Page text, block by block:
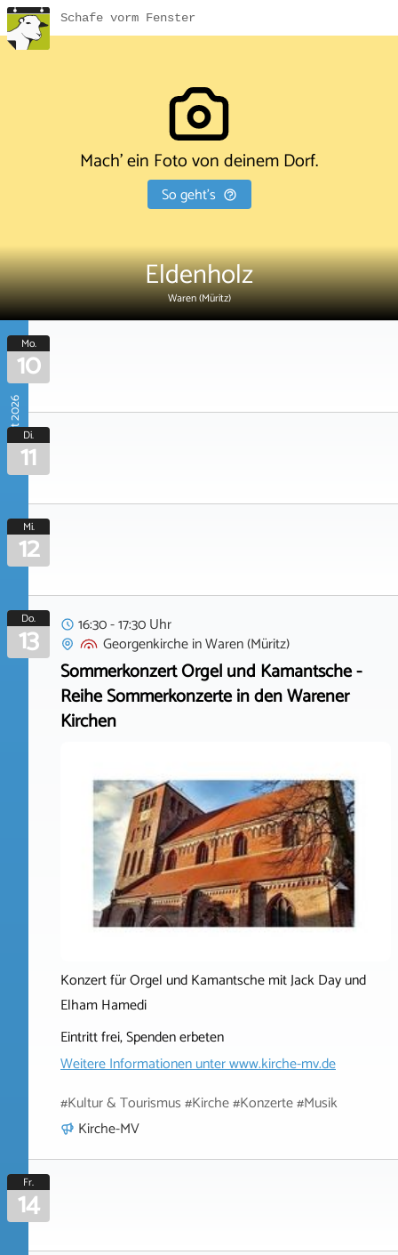
Schafe vorm Fenster
Mach' ein Foto von deinem Dorf.
So geht's
Eldenholz
Waren (Müritz)
August 2026
Mo.
10
Di.
11
Mi.
12
Do.
13
16:30 - 17:30 Uhr
GeorgenkircheinWaren (Müritz)
Sommerkonzert Orgel und Kamantsche -
Reihe Sommerkonzerte in den Warener
Kirchen
Konzert für Orgel und Kamantsche mit Jack Day und
Elham Hamedi
Eintritt frei, Spenden erbeten
Weitere Informationen unterwww.kirche-mv.de
#Kultur & Tourismus #Kirche #Konzerte #Musik
Kirche-MV
Fr.
14